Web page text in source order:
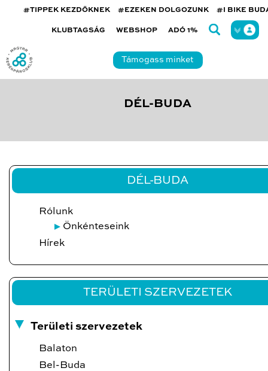
#TIPPEK KEZDŐKNEK #EZEKEN DOLGOZUNK #I BIKE
KLUBTAGSÁG WEBSHOP ADÓ 1%
Támogass minket
DÉL-BUDA
DÉL-BUDA
Rólunk
Önkénteseink
Hírek
TERÜLETI SZERVEZETEK
Területi szervezetek
Balaton
Bel-Buda